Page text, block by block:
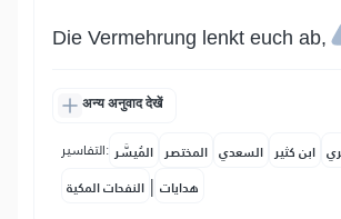
Die Vermehrung lenkt euch ab,
अन्य अनुवाद देखें
التفاسير: المُيسَّر المختصر السعدي ابن كثير
النفحات المكية | هدايات